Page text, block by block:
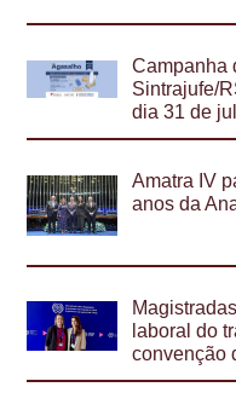
Campanha
Sintrajufe/
dia 31 de
Amatra IV
anos da
laboral do
convenção